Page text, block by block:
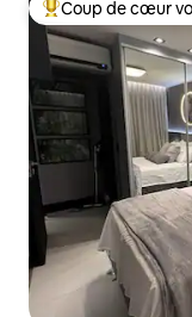
Coups de cœur
Coup de cœur